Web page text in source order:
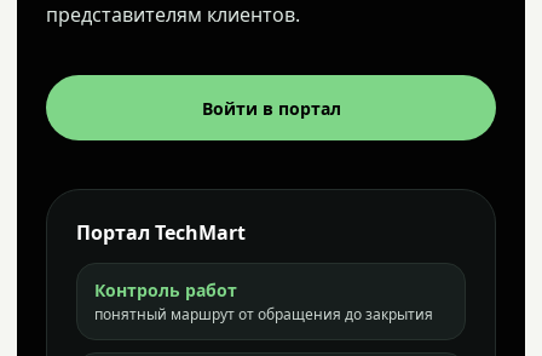
представителям клиентов.
Войти в портал
Портал TechMart
Контроль работ
понятный маршрут от обращения до закрытия